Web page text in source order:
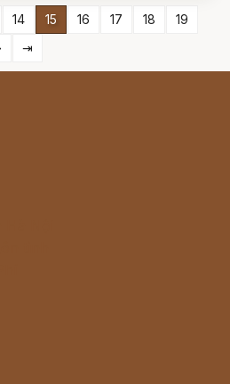
14 15 16 17 18
19
⇥